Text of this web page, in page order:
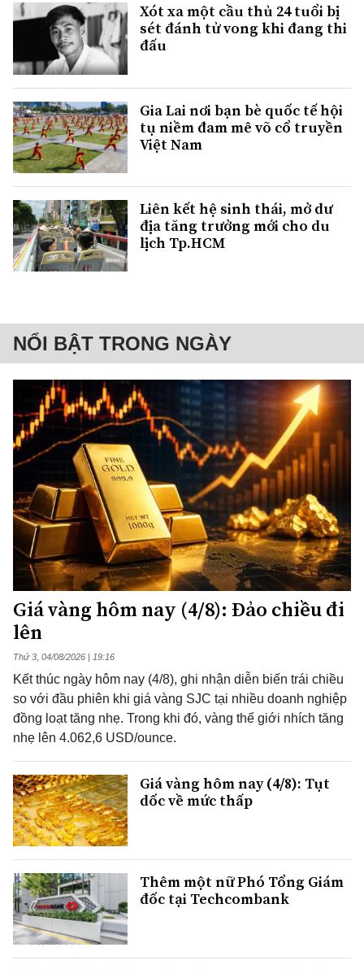
Xót xa một cầu thủ 24 tuổi bị
sét đánh tử vong khi đang thi
đấu
Gia Lai nơi bạn bè quốc tế hội
tụ niềm đam mê võ cổ truyền
Việt Nam
Liên kết hệ sinh thái, mở dư
địa tăng trưởng mới cho du
lịch Tp.HCM
NỔI BẬT TRONG NGÀY
Giá vàng hôm nay (4/8): Đảo chiều đi
lên
Thứ 3, 04/08/2026 | 19:16
Kết thúc ngày hôm nay (4/8), ghi nhận diễn biến trái chiều
so với đầu phiên khi giá vàng SJC tại nhiều doanh nghiệp
đồng loạt tăng nhẹ. Trong khi đó, vàng thế giới nhích tăng
nhẹ lên 4.062,6 USD/ounce.
Giá vàng hôm nay (4/8): Tụt
dốc về mức thấp
Thêm một nữ Phó Tổng Giám
đốc tại Techcombank